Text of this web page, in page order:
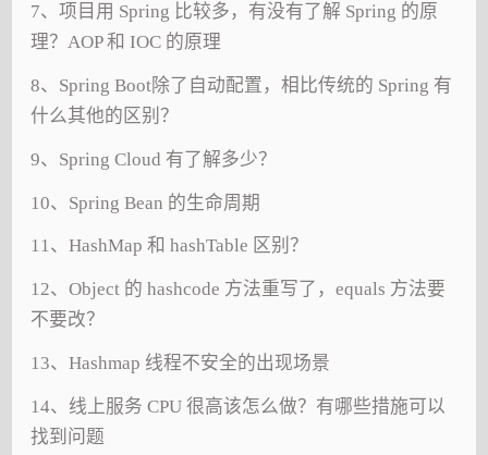
7、项目用 Spring 比较多，有没有了解 Spring 的原
理？AOP 和 IOC 的原理
8、Spring Boot除了自动配置，相比传统的 Spring 有
什么其他的区别？
9、Spring Cloud 有了解多少？
10、Spring Bean 的生命周期
11、HashMap 和 hashTable 区别？
12、Object 的 hashcode 方法重写了，equals 方法要
不要改？
13、Hashmap 线程不安全的出现场景
14、线上服务 CPU 很高该怎么做？有哪些措施可以
找到问题